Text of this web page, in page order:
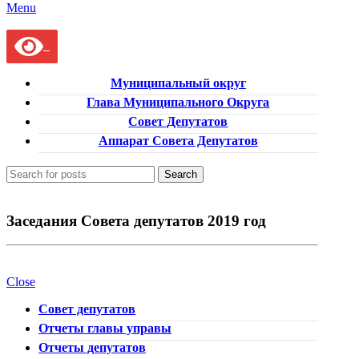
Menu
Муниципальный округ
Глава Муниципального Округа
Совет Депутатов
Аппарат Совета Депутатов
Search
Заседания Совета депутатов 2019 год
Close
Совет депутатов
Отчеты главы управы
Отчеты депутатов